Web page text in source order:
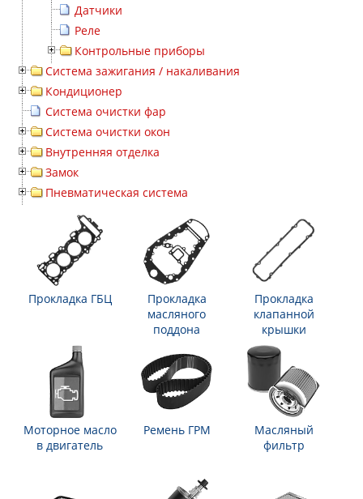
Датчики
Реле
Контрольные приборы
Система зажигания / накаливания
Кондиционер
Система очистки фар
Система очистки окон
Внутренняя отделка
Замок
Пневматическая система
Прокладка ГБЦ
Прокладка
масляного
поддона
Прокладка
клапанной
крышки
Моторное масло
в двигатель
Ремень ГРМ
Масляный
фильтр